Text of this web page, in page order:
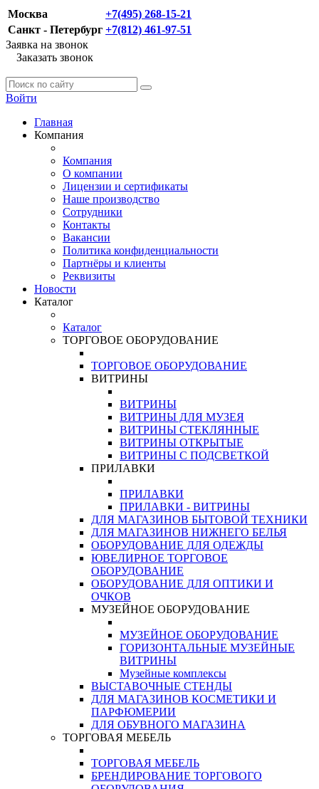
Москва
+7(495) 268-15-21
Санкт - Петербург +7(812) 461-97-51
Заявка на звонок
Заказать звонок
Войти
Главная
Компания
Компания
О компании
Лицензии и сертификаты
Наше производство
Сотрудники
Контакты
Вакансии
Политика конфиденциальности
Партнёры и клиенты
Реквизиты
Новости
Каталог
Каталог
ТОРГОВОЕ ОБОРУДОВАНИЕ
ТОРГОВОЕ ОБОРУДОВАНИЕ
ВИТРИНЫ
ВИТРИНЫ
ВИТРИНЫ ДЛЯ МУЗЕЯ
ВИТРИНЫ СТЕКЛЯННЫЕ
ВИТРИНЫ ОТКРЫТЫЕ
ВИТРИНЫ С ПОДСВЕТКОЙ
ПРИЛАВКИ
ПРИЛАВКИ
ПРИЛАВКИ - ВИТРИНЫ
ДЛЯ МАГАЗИНОВ БЫТОВОЙ ТЕХНИКИ
ДЛЯ МАГАЗИНОВ НИЖНЕГО БЕЛЬЯ
ОБОРУДОВАНИЕ ДЛЯ ОДЕЖДЫ
ЮВЕЛИРНОЕ ТОРГОВОЕ
ОБОРУДОВАНИЕ
ОБОРУДОВАНИЕ ДЛЯ ОПТИКИ И
ОЧКОВ
МУЗЕЙНОЕ ОБОРУДОВАНИЕ
МУЗЕЙНОЕ ОБОРУДОВАНИЕ
ГОРИЗОНТАЛЬНЫЕ МУЗЕЙНЫЕ
ВИТРИНЫ
Музейные комплексы
ВЫСТАВОЧНЫЕ СТЕНДЫ
ДЛЯ МАГАЗИНОВ КОСМЕТИКИ И
ПАРФЮМЕРИИ
ДЛЯ ОБУВНОГО МАГАЗИНА
ТОРГОВАЯ МЕБЕЛЬ
ТОРГОВАЯ МЕБЕЛЬ
БРЕНДИРОВАНИЕ ТОРГОВОГО